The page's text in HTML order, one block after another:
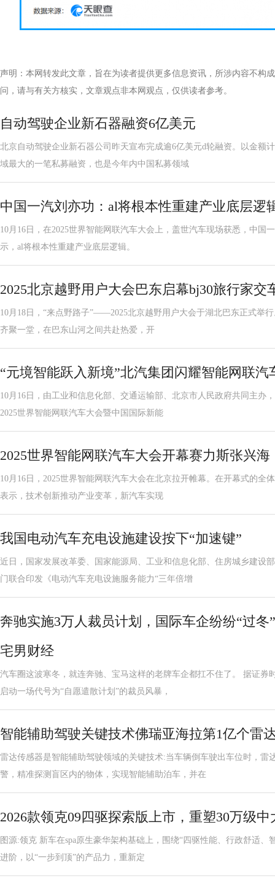
声明：本网转发此文章，旨在为读者提供更多信息资讯，所涉内容不构
问，请与有关方核实，文章观点非本网观点，仅供读者参考。
自动驾驶企业新石器融资6亿美元
北京自动驾驶企业新石器公司昨天宣布完成逾6亿美元d轮融资。以金额
域最大的一笔私募融资，也是今年内中国私募领域
中国一汽刘亦功：al将根本性重建产业底层逻
10月16日，在2025世界智能网联汽车大会上，盖世汽车现场获悉，中国
示，al将根本性重建产业底层逻辑。
2025北京越野用户大会巴东启幕bj30旅行家交
10月18日，“来点野路子”——2025北京越野用户大会于湖北巴东正式举
齐聚一堂，在巴东山河之间共赴热爱，开
“元境智能跃入新境”北汽集团闪耀智能网联汽
10月16日，由工业和信息化部、交通运输部、北京市人民政府共同主办
2025世界智能网联汽车大会暨中国国际新能
2025世界智能网联汽车大会开幕赛力斯张兴
10月16日，2025世界智能网联汽车大会在北京拉开帷幕。在开幕式的全
表示，技术创新推动产业变革，新汽车实现
我国电动汽车充电设施建设按下“加速键”
近日，国家发展改革委、国家能源局、工业和信息化部、住房城乡建设
门联合印发《电动汽车充电设施服务能力“三年倍增
奔驰实施3万人裁员计划，国际车企纷纷“过冬
宅男财经
汽车圈这波寒冬，就连奔驰、宝马这样的老牌车企都扛不住了。 据证券
启动一场代号为“自愿遣散计划”的裁员风暴，
智能辅助驾驶关键技术佛瑞亚海拉第1亿个雷
雷达传感器是智能辅助驾驶领域的关键技术:当车辆倒车驶出车位时，雷
警，精准探测盲区内的物体，实现智能辅助泊车，并在
2026款领克09四驱探索版上市，重塑30万级
图源:领克 新车在spa原生豪华架构基础上，围绕“四驱性能、行政舒适、
进阶，以“一步到顶”的产品力，重新定